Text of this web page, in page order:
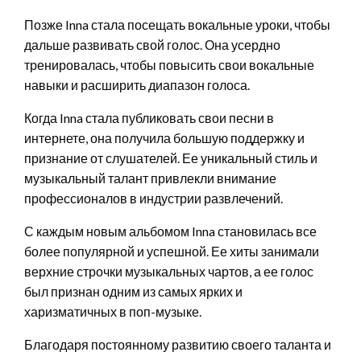
Позже Inna стала посещать вокальные уроки, чтобы
дальше развивать свой голос. Она усердно
тренировалась, чтобы повысить свои вокальные
навыки и расширить диапазон голоса.
Когда Inna стала публиковать свои песни в
интернете, она получила большую поддержку и
признание от слушателей. Ее уникальный стиль и
музыкальный талант привлекли внимание
профессионалов в индустрии развлечений.
С каждым новым альбомом Inna становилась все
более популярной и успешной. Ее хиты занимали
верхние строчки музыкальных чартов, а ее голос
был признан одним из самых ярких и
харизматичных в поп-музыке.
Благодаря постоянному развитию своего таланта и